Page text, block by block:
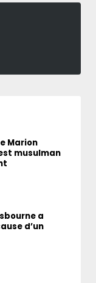
Marion
musulman
a
d’un